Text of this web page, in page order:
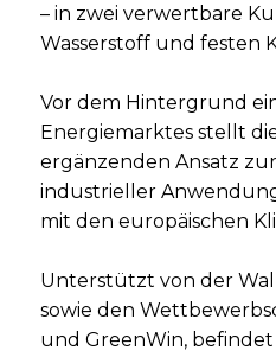
– in zwei verwertbare
Wasserstoff und festen
Vor dem Hintergrund
Energiemarktes stellt
ergänzenden Ansatz
industrieller
mit den europäischen
Unterstützt von der
sowie den
und GreenWin,